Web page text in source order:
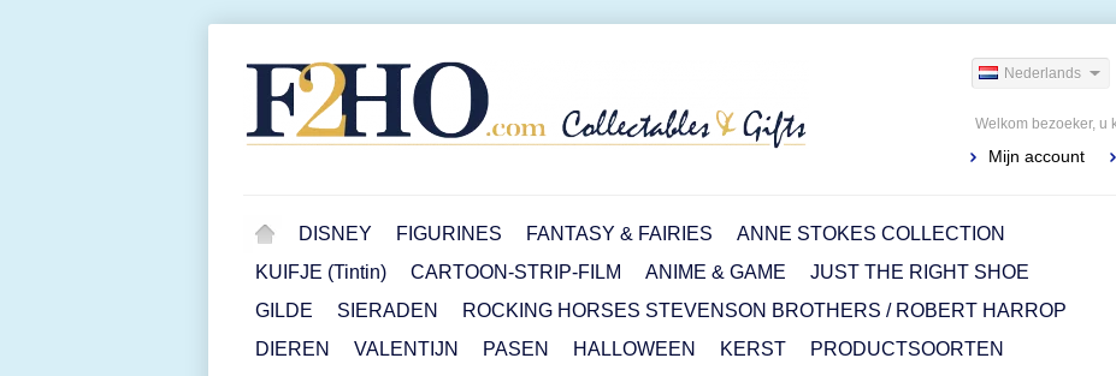
Nederlands
Welkom bezoeker, u
Mijn account
DISNEY FIGURINES FANTASY & FAIRIES
ANNE STOKES COLLECTION
KUIFJE (Tintin)
CARTOON-STRIP-FILM ANIME & GAME
JUST THE RIGHT SHOE
GILDE
SIERADEN
ROCKING HORSES STEVENSON BROTHERS / ROBERT HARROP
DIEREN
VALENTIJN PASEN HALLOWEEN KERST
PRODUCTSOORTEN